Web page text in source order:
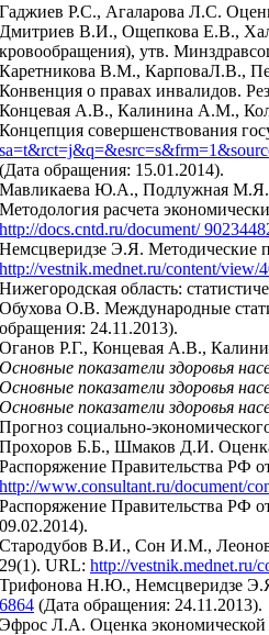
Гаджиев Р.С., Агаларова Л.С.
Дмитриев В.И., Ощепкова Е.В.,
кровообращения), утв.
Каретникова В.М., КарповаЛ.В.,
Конвенция о правах инвалидов.
Концевая А.В., Калинина А.М.,
Концепция совершенствования
(Дата обращения: 15.01.2014).
Мавликаева Ю.А., Подлужная М.Я.
Методология расчета
http://docs.cntd.ru/document/
Немсцверидзе Э.Я. Методические
http://vestnik.mednet.ru/content/view/
Нижегородская область:
Обухова О.В. Международные
обращения: 24.11.2013).
Оганов Р.Г., Концевая А.В.,
Основные показатели здоровья
Основные показатели здоровья
Основные показатели здоровья
Прогноз социально-
Прохоров Б.Б., Шмаков Д.И. Оценка
Распоряжение Правительства РФ
http://www.consultant.ru/document/
Распоряжение Правительства РФ
09.02.2014).
Стародубов В.И., Сон И.М., Леонов
29(1). URL: http://vestnik.mednet.ru/
Трифонова Н.Ю., Немсцверидзе
6864 (Дата обращения: 24.11.2013).
Эфрос Л.А. Оценка экономической